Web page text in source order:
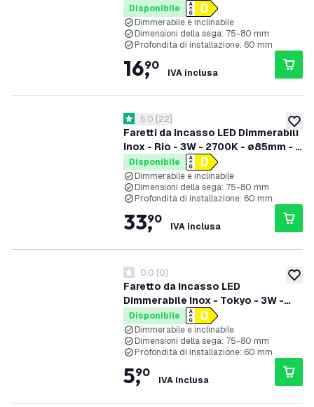
pack
Disponibile
Dimmerabile e inclinabile
Dimensioni della sega: 75-80 mm
Profondità di installazione: 60 mm
16,
90
IVA inclusa
Faretti da Incasso LED Dimmerabili
Inox - Rio - 3W - 2700K - ø85mm - 6
pack
apri il cassetto delle recensioni
5 stelle di valutazione
5.0 [22]
Disponibile
Dimmerabile e inclinabile
Dimensioni della sega: 75-80 mm
Profondità di installazione: 60 mm
33,
90
IVA inclusa
Faretto da Incasso LED
Dimmerabile Inox - Tokyo - 3W -
2700K - ø92mm
0 stelle di valutazione
0.0 [0]
Disponibile
Dimmerabile e inclinabile
Dimensioni della sega: 75-80 mm
Profondità di installazione: 60 mm
5,
90
IVA inclusa